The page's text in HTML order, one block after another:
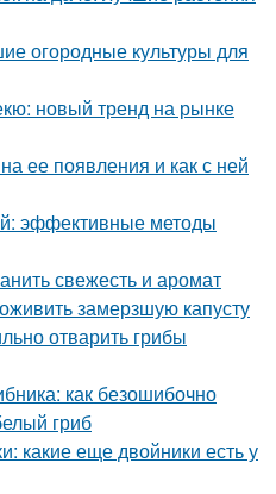
огородные культуры для
новый тренд на рынке
ее появления и как с ней
эффективные методы
свежесть и аромат
замерзшую капусту
отварить грибы
как безошибочно
гриб
какие еще двойники есть у